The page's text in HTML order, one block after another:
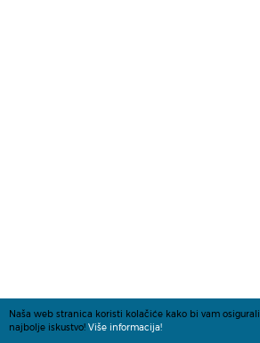
Naša web stranica koristi kolačiće kako bi vam osigurali
najbolje iskustvo! Više informacija!